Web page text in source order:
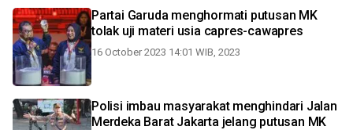
Partai Garuda menghormati putusan MK
tolak uji materi usia capres-cawapres
16 October 2023 14:01 WIB, 2023
Polisi imbau masyarakat menghindari Jalan
Merdeka Barat Jakarta jelang putusan MK